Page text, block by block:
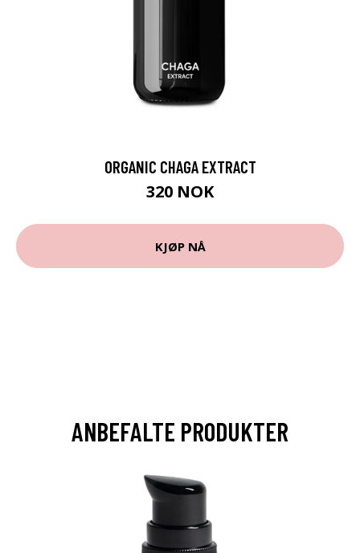
ORGANIC CHAGA EXTRACT
320 NOK
KJØP NÅ
ANBEFALTE PRODUKTER